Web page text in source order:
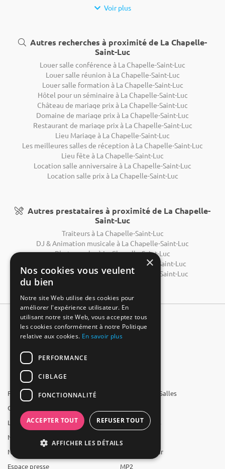
Voir plus
Autres recherches à proximité de La Chapelle-
Saint-Luc
Louer salle conférence à La Chapelle-Saint-Luc
Louer salle réunion à La Chapelle-Saint-Luc
Louer salle formation à La Chapelle-Saint-Luc
Hôtel pour un séminaire à La Chapelle-Saint-Luc
Château de mariage prix à La Chapelle-Saint-Luc
Domaine de mariage prix à La Chapelle-Saint-Luc
Restaurant de mariage prix à La Chapelle-Saint-Luc
Lieu Mariage à La Chapelle-Saint-Luc
Les meilleures salles de réception à La Chapelle-Saint-Luc
Lieu fête à La Chapelle-Saint-Luc
Location salle anniversaire à La Chapelle-Saint-Luc
Location salle prix à La Chapelle-Saint-Luc
Autres prestataires à proximité de La Chapelle-
Saint-Luc
Traiteurs à La Chapelle-Saint-Luc
DJ & Animation musicale à La Chapelle-Saint-Luc
Photographe à La Chapelle-Saint-Luc
Location d'équipement à La Chapelle-Saint-Luc
Animations & Spectacles à La Chapelle-Saint-Luc
FAQ
Qui sommes-nous ?
L'équipe
Nous recrutons
Nos partenaires
Espace presse
Groupe 1001 Salles
1001 Traiteurs
Reserverunbar
MP2
×
Nos cookies vous veulent
du bien
Notre site Web utilise des cookies pour
améliorer l'expérience utilisateur. En
utilisant notre site Web, vous acceptez tous
les cookies conformément à notre Politique
relative aux cookies. En savoir plus
PERFORMANCE
CIBLAGE
FONCTIONNALITÉ
ACCEPTER TOUT REFUSER TOUT
AFFICHER LES DÉTAILS